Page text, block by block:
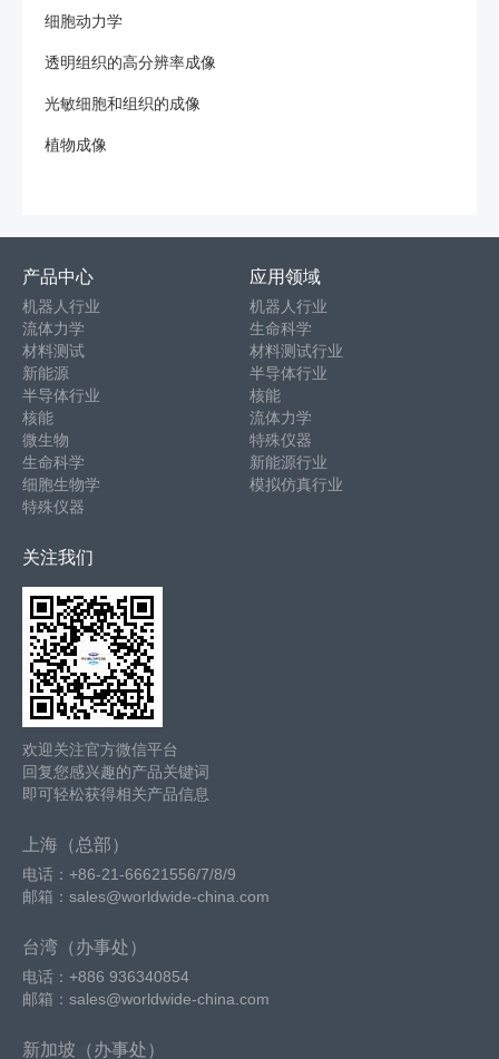
细胞动力学
透明组织的高分辨率成像
光敏细胞和组织的成像
植物成像
产品中心
机器人行业
流体力学
材料测试
新能源
半导体行业
核能
微生物
生命科学
细胞生物学
特殊仪器
应用领域
机器人行业
生命科学
材料测试行业
半导体行业
核能
流体力学
特殊仪器
新能源行业
模拟仿真行业
关注我们
欢迎关注官方微信平台
回复您感兴趣的产品关键词
即可轻松获得相关产品信息
上海（总部）
电话：+86-21-66621556/7/8/9
邮箱：sales@worldwide-china.com
台湾（办事处）
电话：+886 936340854
邮箱：sales@worldwide-china.com
新加坡（办事处）